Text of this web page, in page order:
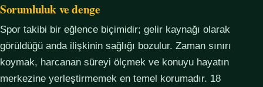
Sorumluluk ve denge
Spor takibi bir eğlence biçimidir; gelir kaynağı olarak
görüldüğü anda ilişkinin sağlığı bozulur. Zaman sınırı
koymak, harcanan süreyi ölçmek ve konuyu hayatın
merkezine yerleştirmemek en temel korumadır. 18